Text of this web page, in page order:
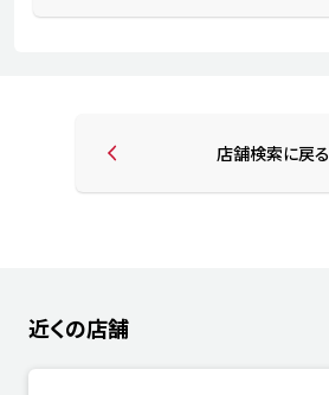
店舗検索に戻る
近くの店舗